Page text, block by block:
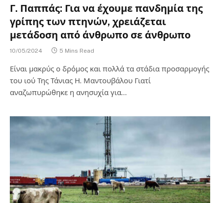
Γ. Παππάς: Για να έχουμε πανδημία της
γρίπης των πτηνών, χρειάζεται
μετάδοση από άνθρωπο σε άνθρωπο
10/05/2024 5 Mins Read
Είναι μακρύς ο δρόμος και πολλά τα στάδια προσαρμογής
του ιού Της Τάνιας Η. Μαντουβάλου Γιατί
αναζωπυρώθηκε η ανησυχία για…